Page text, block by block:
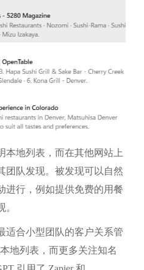
本地列表，而在其他网站上
团队发现。被发现可以自然
进行，例如提供免费的用餐
适合小型团队的客户关系管
地列表，而更多关注知名